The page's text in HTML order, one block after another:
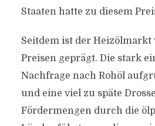
Staaten hatte zu diesem
Seitdem ist der
Preisen geprägt. Die stark
Nachfrage nach Rohöl
und eine viel zu späte
Fördermengen durch die